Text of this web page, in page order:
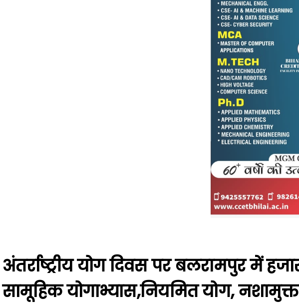
अंतर्राष्ट्रीय योग दिवस पर बलरामपुर में
सामूहिक योगाभ्यास,नियमित योग,